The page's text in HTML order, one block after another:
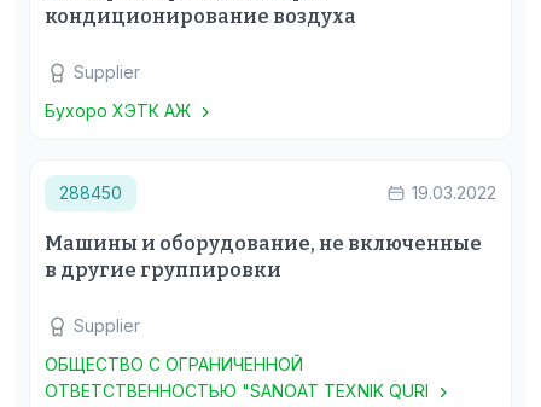
кондиционирование воздуха
Supplier
Бухоро ХЭТК АЖ
288450 19.03.2022
Машины и оборудование, не включенные
в другие группировки
Supplier
ОБЩЕСТВО С ОГРАНИЧЕННОЙ
ОТВЕТСТВЕННОСТЬЮ "SANOAT TEXNIK QURI